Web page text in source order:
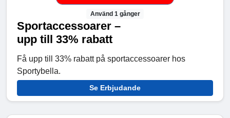
Använd 1 gånger
Sportaccessoarer –
upp till 33% rabatt
Få upp till 33% rabatt på sportaccessoarer hos
Sportybella.
Se Erbjudande